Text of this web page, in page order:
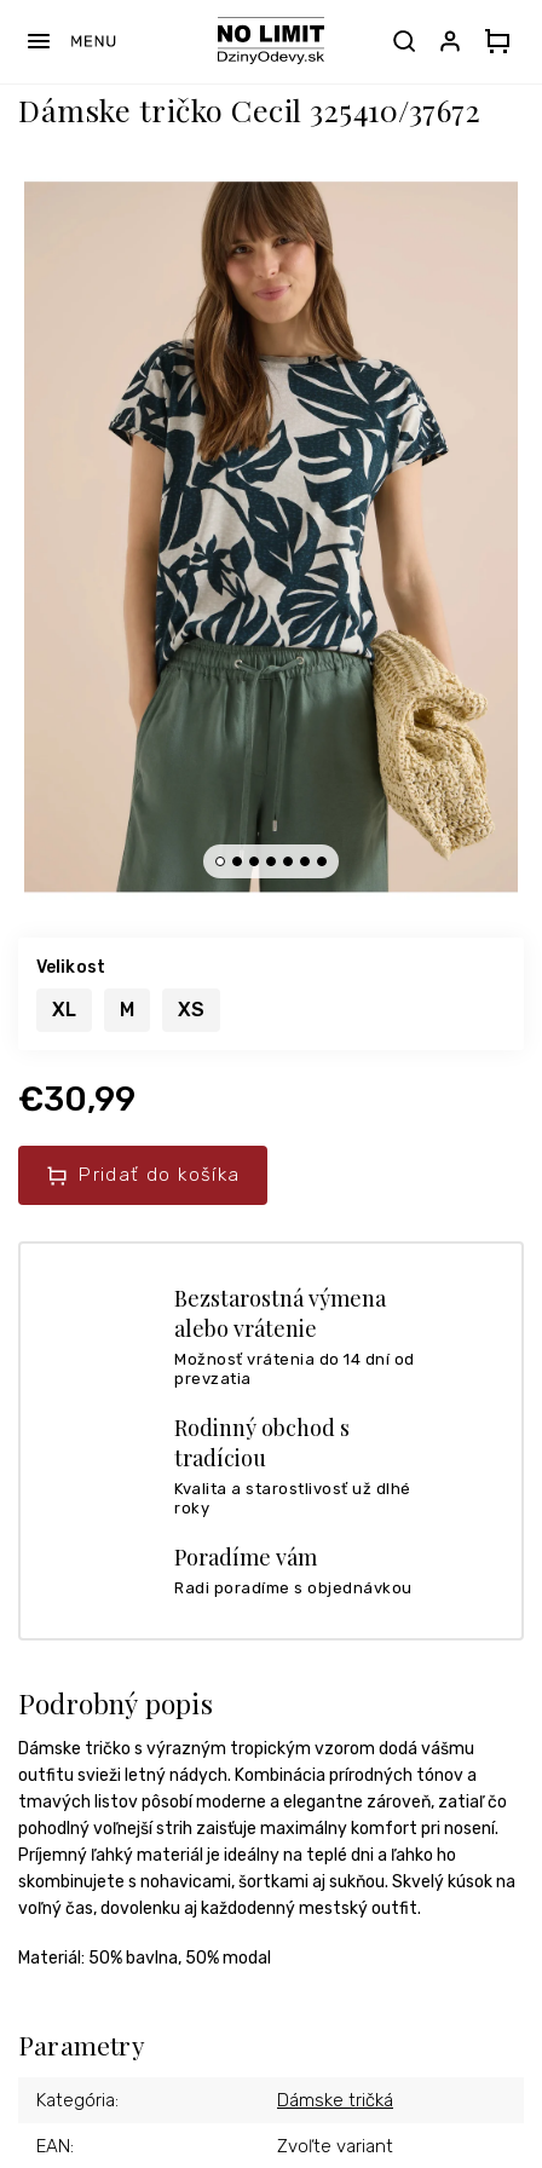
Dámske tričko Cecil 325410/37672
€30,99
Pridať do košíka
Velikost
XL M XS
Bezstarostná výmena
alebo vrátenie
Možnosť vrátenia do 14 dní od
prevzatia
Rodinný obchod s
tradíciou
Kvalita a starostlivosť už dlhé
roky
Poradíme vám
Radi poradíme s objednávkou
Podrobný popis
Dámske tričko s výrazným tropickým vzorom dodá vášmu
outfitu svieži letný nádych. Kombinácia prírodných tónov a
tmavých listov pôsobí moderne a elegantne zároveň, zatiaľ čo
pohodlný voľnejší strih zaisťuje maximálny komfort pri nosení.
Príjemný ľahký materiál je ideálny na teplé dni a ľahko ho
skombinujete s nohavicami, šortkami aj sukňou. Skvelý kúsok na
voľný čas, dovolenku aj každodenný mestský outfit.
Materiál: 50% bavlna, 50% modal
Parametry
Kategória: Dámske tričká
EAN: Zvoľte variant